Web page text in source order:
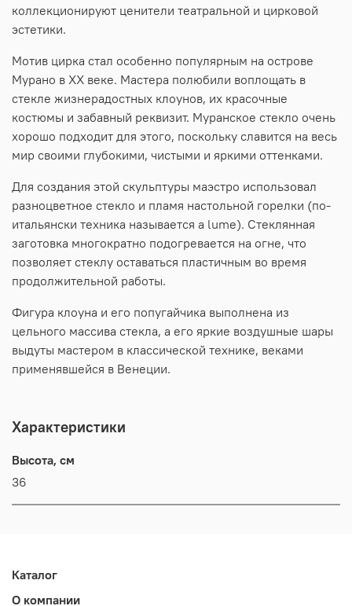
коллекционируют ценители театральной и цирковой
эстетики.
Мотив цирка стал особенно популярным на острове
Мурано в XX веке. Мастера полюбили воплощать в
стекле жизнерадостных клоунов, их красочные
костюмы и забавный реквизит. Муранское стекло очень
хорошо подходит для этого, поскольку славится на весь
мир своими глубокими, чистыми и яркими оттенками.
Для создания этой скульптуры маэстро использовал
разноцветное стекло и пламя настольной горелки (по-
итальянски техника называется a lume). Стеклянная
заготовка многократно подогревается на огне, что
позволяет стеклу оставаться пластичным во время
продолжительной работы.
Фигура клоуна и его попугайчика выполнена из
цельного массива стекла, а его яркие воздушные шары
выдуты мастером в классической технике, веками
применявшейся в Венеции.
Характеристики
Высота, см
36
Каталог
О компании